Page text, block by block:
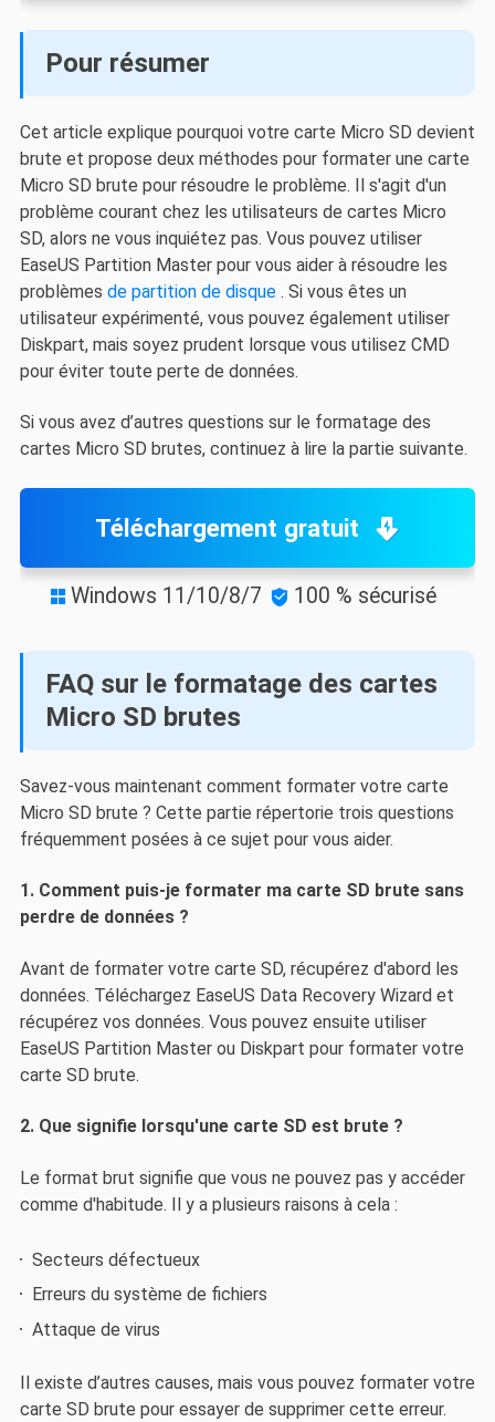
Pour résumer
Cet article explique pourquoi votre carte Micro SD devient
brute et propose deux méthodes pour formater une carte
Micro SD brute pour résoudre le problème. Il s'agit d'un
problème courant chez les utilisateurs de cartes Micro
SD, alors ne vous inquiétez pas. Vous pouvez utiliser
EaseUS Partition Master pour vous aider à résoudre les
problèmes de partition de disque. Si vous êtes un
utilisateur expérimenté, vous pouvez également utiliser
Diskpart, mais soyez prudent lorsque vous utilisez CMD
pour éviter toute perte de données.
Si vous avez d’autres questions sur le formatage des
cartes Micro SD brutes, continuez à lire la partie suivante.
Téléchargement gratuit
 Windows 11/10/8/7  100 % sécurisé
FAQ sur le formatage des cartes
Micro SD brutes
Savez-vous maintenant comment formater votre carte
Micro SD brute ? Cette partie répertorie trois questions
fréquemment posées à ce sujet pour vous aider.
1. Comment puis-je formater ma carte SD brute sans
perdre de données ?
Avant de formater votre carte SD, récupérez d'abord les
données. Téléchargez EaseUS Data Recovery Wizard et
récupérez vos données. Vous pouvez ensuite utiliser
EaseUS Partition Master ou Diskpart pour formater votre
carte SD brute.
2. Que signifie lorsqu'une carte SD est brute ?
Le format brut signifie que vous ne pouvez pas y accéder
comme d'habitude. Il y a plusieurs raisons à cela :
Secteurs défectueux
Erreurs du système de fichiers
Attaque de virus
Il existe d’autres causes, mais vous pouvez formater votre
carte SD brute pour essayer de supprimer cette erreur.